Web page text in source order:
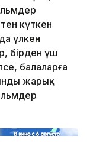
күткен
үлкен
бірден үш
балаларға
жарық